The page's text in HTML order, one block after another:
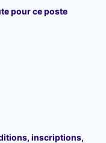
pour ce poste
inscriptions,